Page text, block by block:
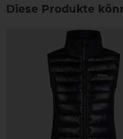
Diese Produkte